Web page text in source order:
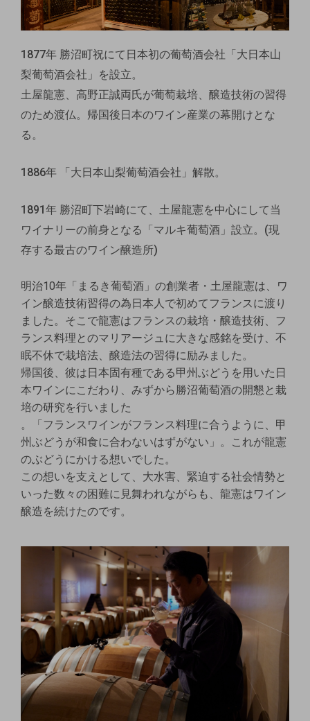
1877年 勝沼町祝にて日本初の葡萄酒会社「大日本山
梨葡萄酒会社」を設立。
土屋龍憲、高野正誠両氏が葡萄栽培、醸造技術の習得
のため渡仏。帰国後日本のワイン産業の幕開けとな
る。
1886年 「大日本山梨葡萄酒会社」解散。
1891年 勝沼町下岩崎にて、土屋龍憲を中心にして当
ワイナリーの前身となる「マルキ葡萄酒」設立。(現
存する最古のワイン醸造所)
明治10年「まるき葡萄酒」の創業者・土屋龍憲は、ワ
イン醸造技術習得の為日本人で初めてフランスに渡り
ました。そこで龍憲はフランスの栽培・醸造技術、フ
ランス料理とのマリアージュに大きな感銘を受け、不
眠不休で栽培法、醸造法の習得に励みました。
帰国後、彼は日本固有種である甲州ぶどうを用いた日
本ワインにこだわり、みずから勝沼葡萄酒の開懇と栽
培の研究を行いました
。「フランスワインがフランス料理に合うように、甲
州ぶどうが和食に合わないはずがない」。これが龍憲
のぶどうにかける想いでした。
この想いを支えとして、大水害、緊迫する社会情勢と
いった数々の困難に見舞われながらも、龍憲はワイン
醸造を続けたのです。